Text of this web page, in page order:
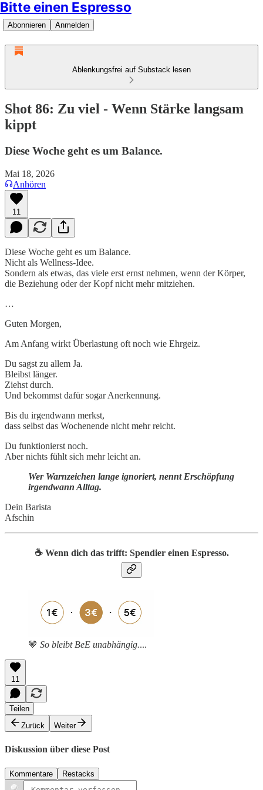
Bitte einen Espresso
Abonnieren Anmelden
Ablenkungsfrei auf Substack lesen
Shot 86: Zu viel - Wenn Stärke langsam
kippt
Diese Woche geht es um Balance.
Mai 18, 2026
Anhören
11
Diese Woche geht es um Balance.
Nicht als Wellness-Idee.
Sondern als etwas, das viele erst ernst nehmen, wenn der Körper,
die Beziehung oder der Kopf nicht mehr mitziehen.
…
Guten Morgen,
Am Anfang wirkt Überlastung oft noch wie Ehrgeiz.
Du sagst zu allem Ja.
Bleibst länger.
Ziehst durch.
Und bekommst dafür sogar Anerkennung.
Bis du irgendwann merkst,
dass selbst das Wochenende nicht mehr reicht.
Du funktionierst noch.
Aber nichts fühlt sich mehr leicht an.
Wer Warnzeichen lange ignoriert, nennt Erschöpfung
irgendwann Alltag.
Dein Barista
Afschin
☕️ Wenn dich das trifft: Spendier einen Espresso.
🤎 So bleibt BeE unabhängig....
11
Teilen
Zurück
Weiter
Diskussion über diese Post
Kommentare Restacks